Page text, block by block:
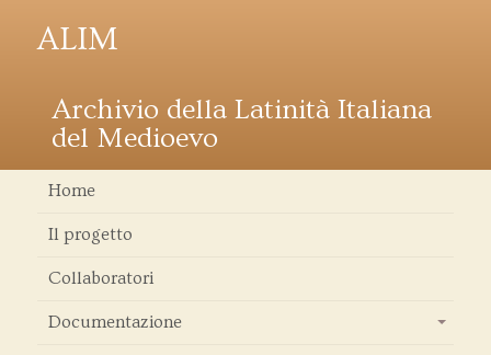
ALIM
Archivio della Latinità Italiana
del Medioevo
Home
Il progetto
Collaboratori
Documentazione